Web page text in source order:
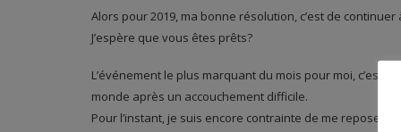
Alors pour 2019, ma bonne résolution, c’est de
J’espère que vous êtes prêts?
L’événement le plus marquant du mois pour moi, c’est
monde après un accouchement difficile.
Pour l’instant, je suis encore contrainte de me reposer